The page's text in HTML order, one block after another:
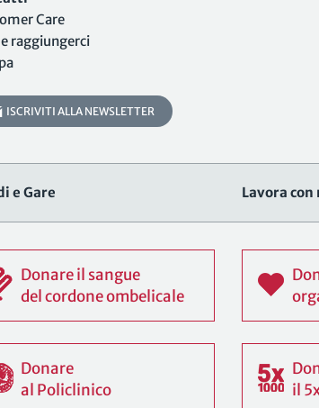
Care
raggiungerci
ISCRIVITI ALLA NEWSLETTER
e Gare Lavora con
Donare il sangue
del cordone ombelicale
Donare
al Policlinico
il